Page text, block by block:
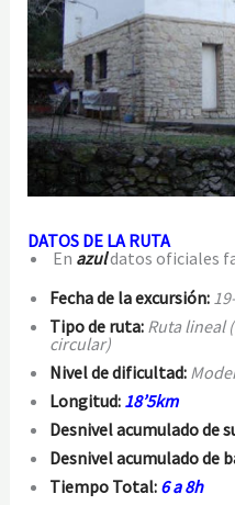
DATOS DE LA RUTA
En azuldatos oficiales
Fecha de la excursión:
Tipo de ruta: Ruta lineal
circular)
Nivel de dificultad:
Longitud: 18’5km
Desnivel acumulado de
Desnivel acumulado de
Tiempo Total: 6 a 8h